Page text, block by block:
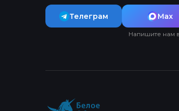
Телеграм Max
Напишите нам